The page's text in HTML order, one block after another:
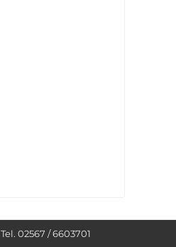
Tel. 02567 / 6603701